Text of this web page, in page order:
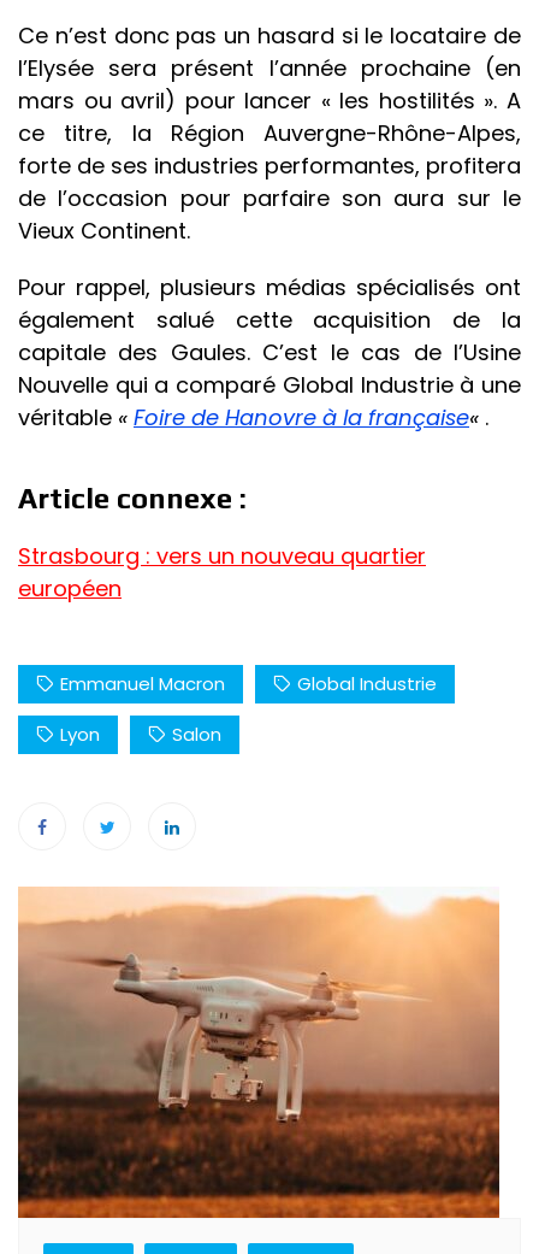
Ce n’est donc pas un hasard si le locataire de
l’Elysée sera présent l’année prochaine (en
mars ou avril) pour lancer « les hostilités ». A
ce titre, la Région Auvergne-Rhône-Alpes,
forte de ses industries performantes, profitera
de l’occasion pour parfaire son aura sur le
Vieux Continent.
Pour rappel, plusieurs médias spécialisés ont
également salué cette acquisition de la
capitale des Gaules. C’est le cas de l’Usine
Nouvelle qui a comparé Global Industrie à une
véritable « Foire de Hanovre à la française« .
Article connexe :
Strasbourg : vers un nouveau quartier
européen
Emmanuel Macron
Global Industrie
Lyon
Salon
Navigation
de
l’article